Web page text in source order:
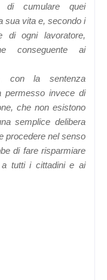
di cumulare quei
sua vita e, secondo i
di ogni lavoratore,
conseguente ai
con la sentenza
permesso invece di
che non esistono
semplice delibera
procedere nel senso
di fare risparmiare
tutti i cittadini e ai